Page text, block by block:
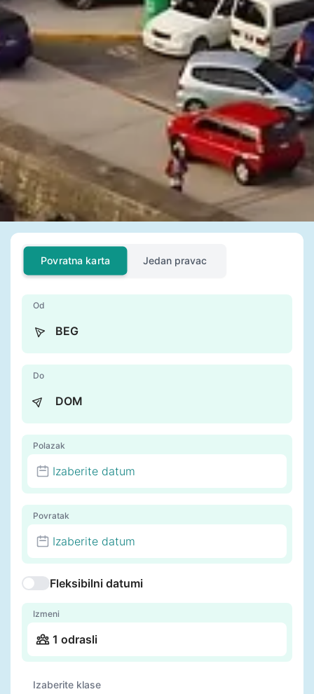
Povratna karta Jedan pravac
Od
Do
Polazak
Izaberite datum
Povratak
Izaberite datum
Fleksibilni datumi
Izmeni
1 odrasli
Izaberite klase